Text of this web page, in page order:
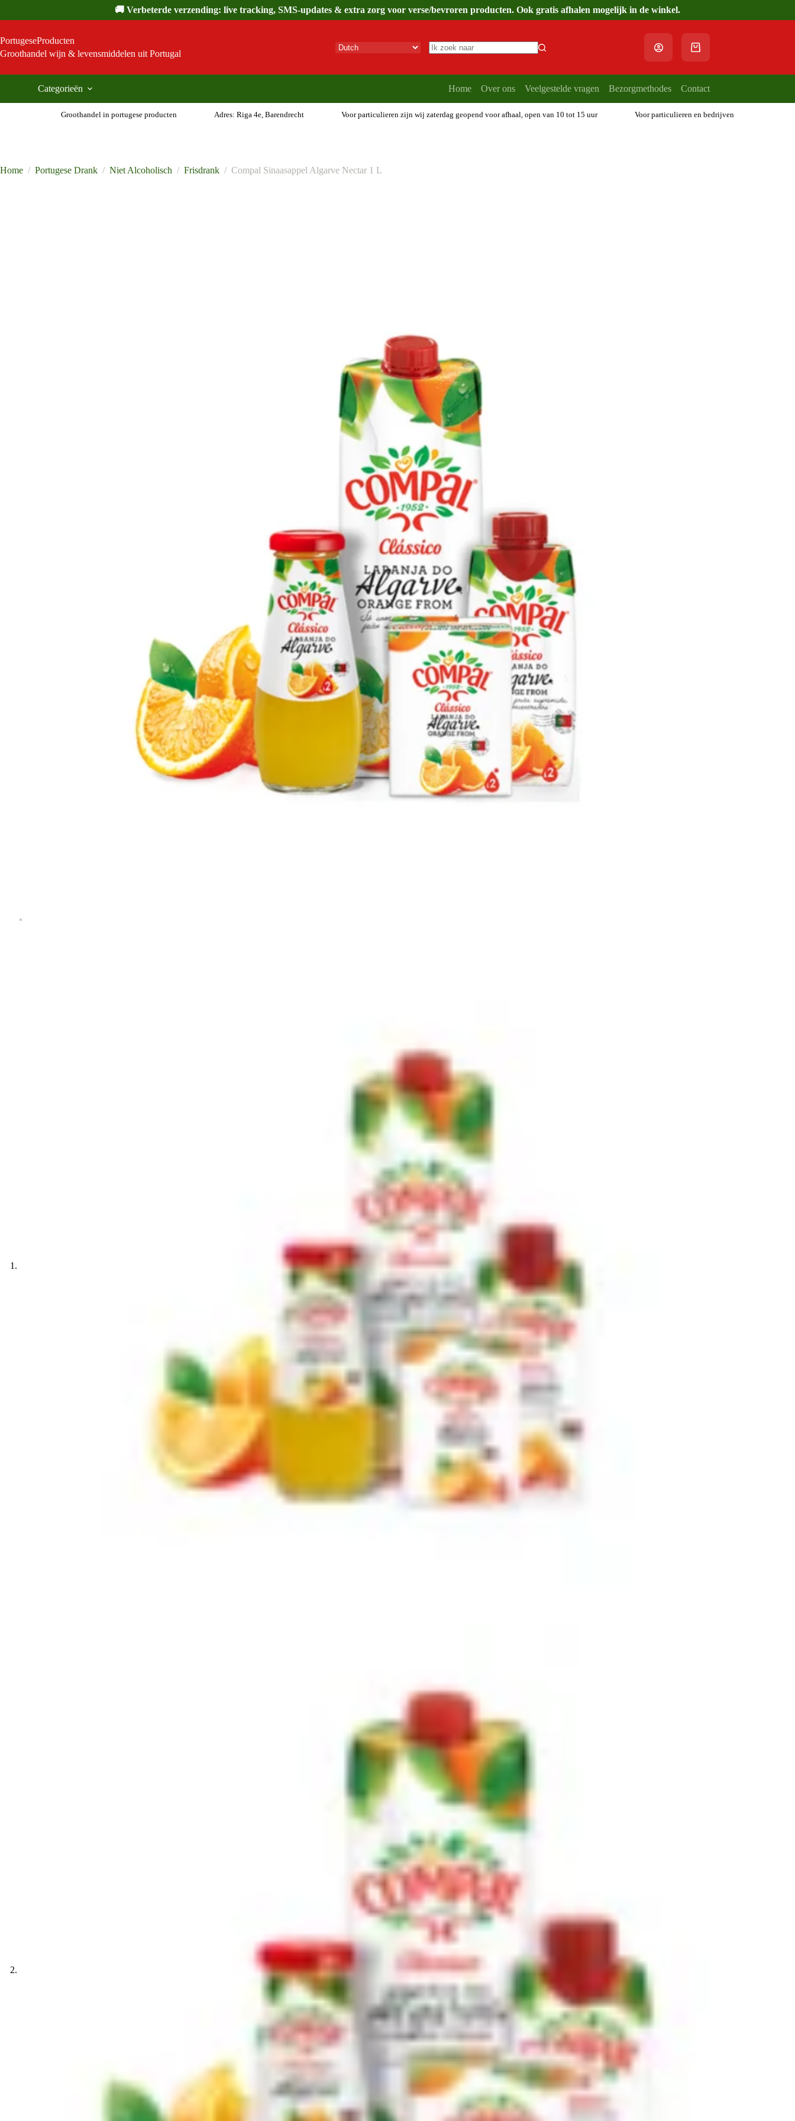
inhoud
🚚 Verbeterde verzending: live tracking, SMS-updates & extra zorg voor verse/bevroren producten. Ook gratis afhalen mogelijk in de winkel.
PortugeseProducten
Groothandel wijn & levensmiddelen uit Portugal
Winkelwagen
Categorieën Home Over ons Veelgestelde vragen Bezorgmethodes Contact
Groothandel in portugese producten Adres: Riga 4e, Barendrecht Voor particulieren zijn wij zaterdag geopend voor afhaal, open van 10 tot 15 uur Voor particulieren en bedrijven
Home / Portugese Drank / Niet Alcoholisch / Frisdrank / Compal Sinaasappel Algarve Nectar 1 L